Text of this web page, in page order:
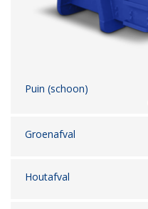
Puin (schoon)
Groenafval
Houtafval